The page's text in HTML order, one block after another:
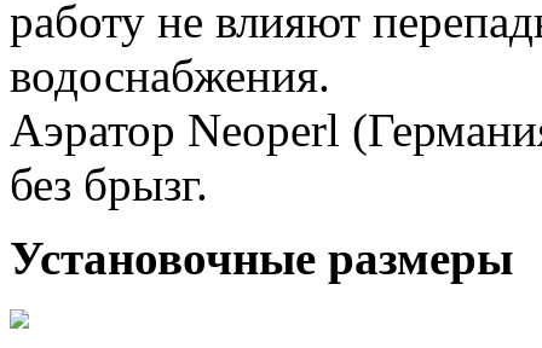
работу не влияют
водоснабжения.
Аэратор Neoperl
без брызг.
Установочные размеры